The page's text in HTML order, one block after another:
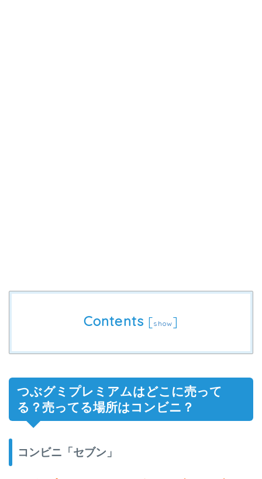
Contents [show]
つぶグミプレミアムはどこに売って
る？売ってる場所はコンビニ？
コンビニ「セブン」